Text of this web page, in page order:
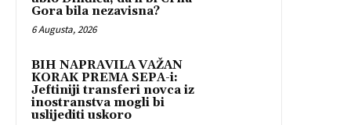
Gora bila nezavisna?
6 Augusta, 2026
BIH NAPRAVILA VAŽAN
KORAK PREMA SEPA-i:
Jeftiniji transferi novca iz
inostranstva mogli bi
uslijediti uskoro